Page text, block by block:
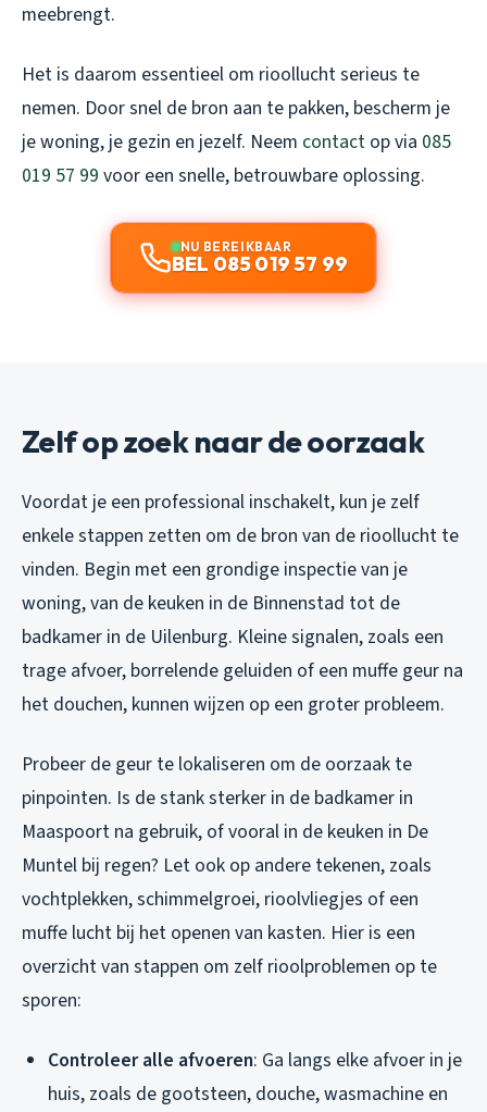
meebrengt.
Het is daarom essentieel om rioollucht serieus te
nemen. Door snel de bron aan te pakken, bescherm je
je woning, je gezin en jezelf. Neem contact op via 085
019 57 99 voor een snelle, betrouwbare oplossing.
NU BEREIKBAAR
BEL 085 019 57 99
Zelf op zoek naar de oorzaak
Voordat je een professional inschakelt, kun je zelf
enkele stappen zetten om de bron van de rioollucht te
vinden. Begin met een grondige inspectie van je
woning, van de keuken in de Binnenstad tot de
badkamer in de Uilenburg. Kleine signalen, zoals een
trage afvoer, borrelende geluiden of een muffe geur na
het douchen, kunnen wijzen op een groter probleem.
Probeer de geur te lokaliseren om de oorzaak te
pinpointen. Is de stank sterker in de badkamer in
Maaspoort na gebruik, of vooral in de keuken in De
Muntel bij regen? Let ook op andere tekenen, zoals
vochtplekken, schimmelgroei, rioolvliegjes of een
muffe lucht bij het openen van kasten. Hier is een
overzicht van stappen om zelf rioolproblemen op te
sporen:
Controleer alle afvoeren: Ga langs elke afvoer in je
huis, zoals de gootsteen, douche, wasmachine en